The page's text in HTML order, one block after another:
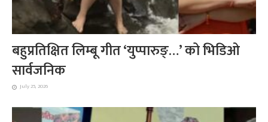
बहुप्रतिक्षित लिम्बू गीत ‘युप्पारुङ्…’ को भिडिओ
सार्वजनिक
July 25, 2026